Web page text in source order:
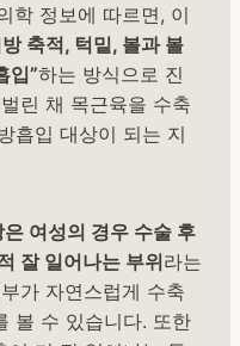
학 정보에 따르면, 이
축적, 턱밑, 볼과 볼
입”하는 방식으로 진
린 채 목근육을 수축
흡입 대상이 되는 지
은 여성의 경우 수술 후
잘 일어나는 부위라는
가 자연스럽게 수축
볼 수 있습니다. 또한